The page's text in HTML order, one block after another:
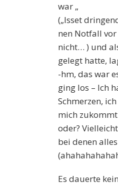
war „
(„Isset
nen Notfall
nicht… ) und
gelegt hatte,
-hm, das war
ging los – Ich
Schmerzen,
mich
oder?
bei denen
Es dauerte